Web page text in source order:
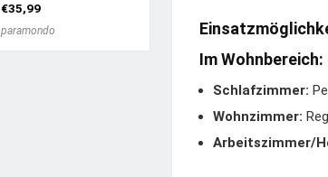
Im Wohnbereich:
Schlafzimmer:
Wohnzimmer:
Arbeitszimmer/
€35,99
paramondo